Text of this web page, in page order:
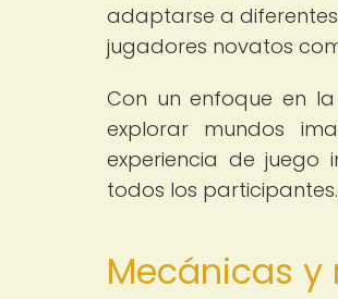
adaptarse a
jugadores novatos
Con un enfoque en
explorar mundos
experiencia de juego
todos los participantes.
Mecánicas y